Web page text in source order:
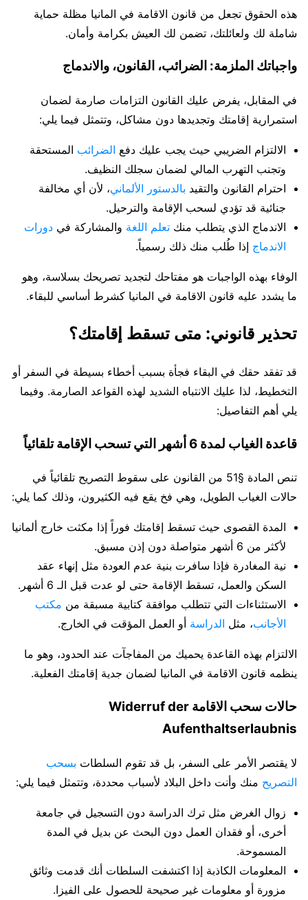
هذه الحقوق تجعل من قانون الاقامة في المانيا مظلة حماية
شاملة لك ولعائلتك، تضمن لك العيش بكرامة وأمان.
واجباتك الملزمة: الضرائب، القانون، والاندماج
في المقابل، يفرض عليك القانون التزامات صارمة لضمان
استمرارية إقامتك وتجديدها دون مشاكل، وتتمثل فيما يلي:
الالتزام الضريبي حيث يجب عليك دفع الضرائب المستحقة
وتجنب التهرب المالي لضمان سجلك النظيف.
احترام القانون والتقيد بالدستور الألماني، لأن أي مخالفة
جنائية قد تؤدي لسحب الإقامة والترحيل.
الاندماج الذي يتطلب منك تعلم اللغة والمشاركة في دورات
الاندماج إذا طُلب منك ذلك رسمياً.
الوفاء بهذه الواجبات هو مفتاحك لتجديد تصريحك بسلاسة، وهو
ما يشدد عليه قانون الاقامة في المانيا كشرط أساسي للبقاء.
تحذير قانوني: متى تسقط إقامتك؟
قد تفقد حقك في البقاء فجأة بسبب أخطاء بسيطة في السفر أو
التخطيط، لذا عليك الانتباه الشديد لهذه القواعد الصارمة. وفيما
يلي أهم التفاصيل:
قاعدة الغياب لمدة 6 أشهر التي تسحب الإقامة تلقائياً
تنص المادة §51 من القانون على سقوط التصريح تلقائياً في
حالات الغياب الطويل، وهي فخ يقع فيه الكثيرون، وذلك كما يلي:
المدة القصوى حيث تسقط إقامتك فوراً إذا مكثت خارج ألمانيا
لأكثر من 6 أشهر متواصلة دون إذن مسبق.
نية المغادرة فإذا سافرت بنية عدم العودة مثل إنهاء عقد
السكن والعمل، تسقط الإقامة حتى لو عدت قبل الـ 6 أشهر.
الاستثناءات التي تتطلب موافقة كتابية مسبقة من مكتب
الأجانب، مثل الدراسة أو العمل المؤقت في الخارج.
الالتزام بهذه القاعدة يحميك من المفاجآت عند الحدود، وهو ما
ينظمه قانون الاقامة في المانيا لضمان جدية إقامتك الفعلية.
حالات سحب الاقامة Widerruf der
Aufenthaltserlaubnis
لا يقتصر الأمر على السفر، بل قد تقوم السلطات بسحب
التصريح منك وأنت داخل البلاد لأسباب محددة، وتتمثل فيما يلي:
زوال الغرض مثل ترك الدراسة دون التسجيل في جامعة
أخرى، أو فقدان العمل دون البحث عن بديل في المدة
المسموحة.
المعلومات الكاذبة إذا اكتشفت السلطات أنك قدمت وثائق
مزورة أو معلومات غير صحيحة للحصول على الفيزا.